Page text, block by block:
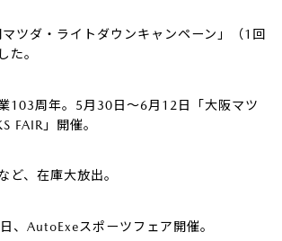
マツダ・ライトダウンキャンペーン」（1回
た。
103周年。5月30日～6月12日「大阪マツ
FAIR」開催。
ど、在庫大放出。
、AutoExeスポーツフェア開催。